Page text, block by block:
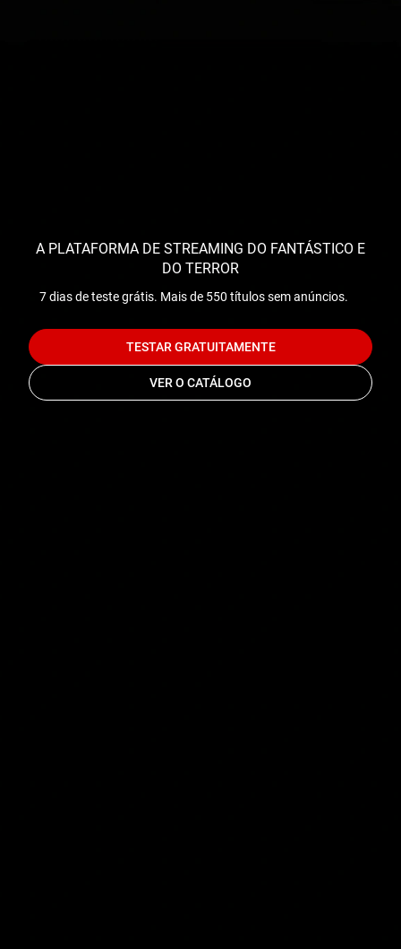
A PLATAFORMA DE STREAMING DO FANTÁSTICO E
DO TERROR
7 dias de teste grátis. Mais de 550 títulos sem anúncios.
TESTAR GRATUITAMENTE
VER O CATÁLOGO